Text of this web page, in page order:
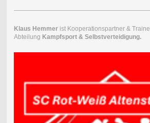
Klaus Hemmerist Kooperationspartner &
Abteilung Kampfsport & Selbstverteidigung.